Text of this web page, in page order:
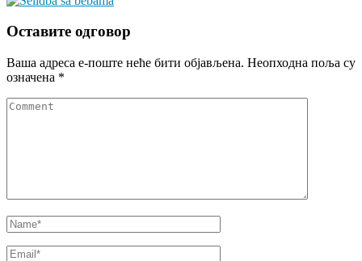
Оставите одговор
Ваша адреса е-поште неће бити објављена. Неопходна поља су
означена *
Comment
Name*
Email*